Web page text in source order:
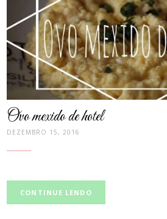
Ovo mexido de hotel
DEZEMBRO 15, 2016
CONTINUE LENDO